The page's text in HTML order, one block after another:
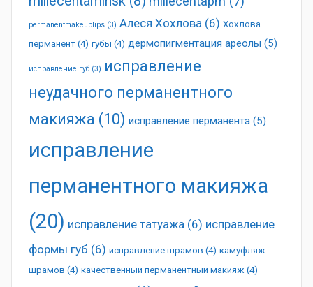
permanentmakeuplips (3) Алеся Хохлова (6) Хохлова
перманент (4) губы (4) дермопигментация ареолы (5)
исправление губ (3) исправление
неудачного перманентного
макияжа (10) исправление перманента (5)
исправление
перманентного макияжа
(20) исправление татуажа (6) исправление
формы губ (6) исправление шрамов (4) камуфляж
шрамов (4) качественный перманентный макияж (4)